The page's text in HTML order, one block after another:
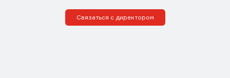
Связаться с директором